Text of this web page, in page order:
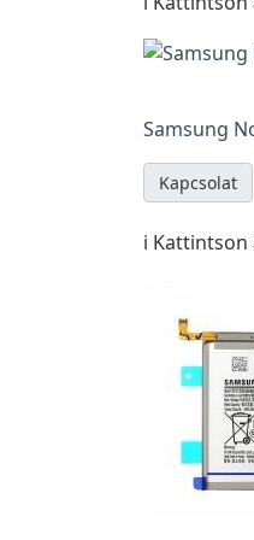
Samsung
Kapcsolat
ℹ️